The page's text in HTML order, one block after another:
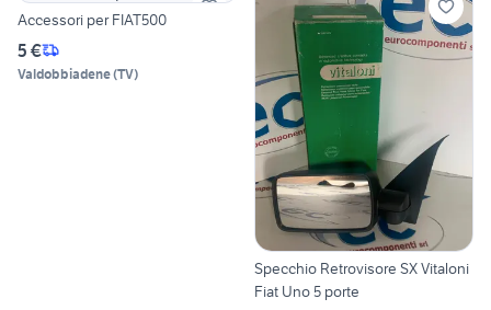
Accessori per FIAT500
5 €
Valdobbiadene(TV)
Specchio Retrovisore SX Vitaloni
Fiat Uno 5 porte